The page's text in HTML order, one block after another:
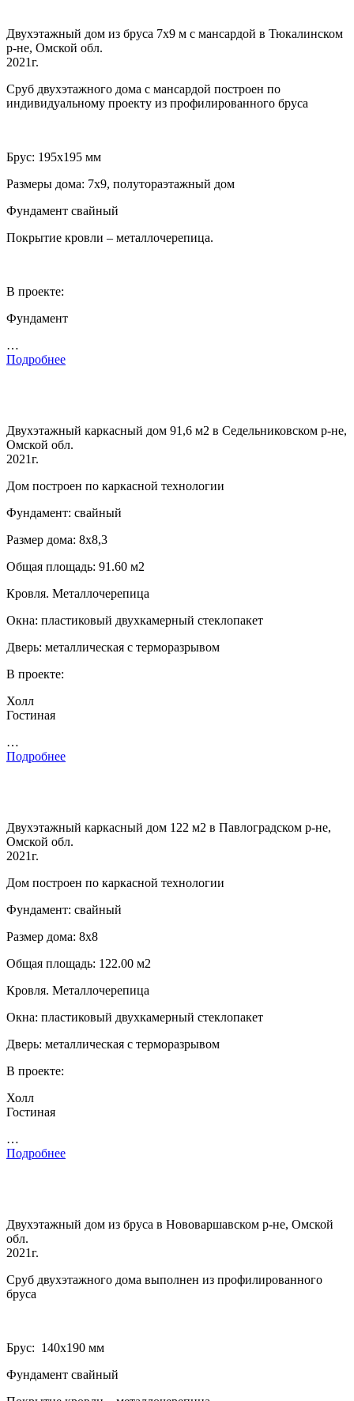
Двухэтажный дом из бруса 7х9 м с мансардой в Тюкалинском
р-не, Омской обл.
2021г.
Сруб двухэтажного дома с мансардой построен по
индивидуальному проекту из профилированного бруса
Брус: 195х195 мм
Размеры дома: 7х9, полутораэтажный дом
Фундамент свайный
Покрытие кровли – металлочерепица.
В проекте:
Фундамент
…
Подробнее
Двухэтажный каркасный дом 91,6 м2 в Седельниковском р-не,
Омской обл.
2021г.
Дом построен по каркасной технологии
Фундамент: свайный
Размер дома: 8х8,3
Общая площадь: 91.60 м2
Кровля. Металлочерепица
Окна: пластиковый двухкамерный стеклопакет
Дверь: металлическая с терморазрывом
В проекте:
Холл
Гостиная
…
Подробнее
Двухэтажный каркасный дом 122 м2 в Павлоградском р-не,
Омской обл.
2021г.
Дом построен по каркасной технологии
Фундамент: свайный
Размер дома: 8х8
Общая площадь: 122.00 м2
Кровля. Металлочерепица
Окна: пластиковый двухкамерный стеклопакет
Дверь: металлическая с терморазрывом
В проекте:
Холл
Гостиная
…
Подробнее
Двухэтажный дом из бруса в Нововаршавском р-не, Омской
обл.
2021г.
Сруб двухэтажного дома выполнен из профилированного
бруса
Брус: 140­х190 мм
Фундамент свайный